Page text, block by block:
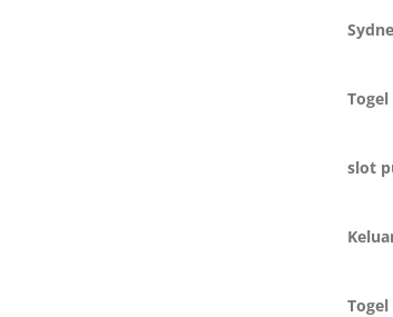
slot
Togel